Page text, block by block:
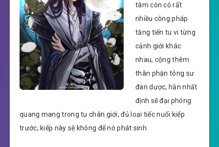
tâm còn có rất
nhiều công pháp
tăng tiến tu vi từng
cảnh giới khác
nhau, cộng thêm
thân phận tông sư
đan dược, hắn nhất
định sẽ đại phóng
quang mang trong tu chân giới, đủ loại tiếc nuối kiếp
trước, kiếp này sẽ không để nó phát sinh.